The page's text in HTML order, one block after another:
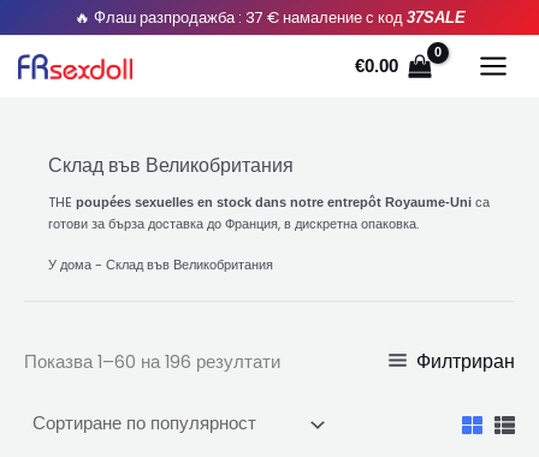
Преминете
съдържанието
🔥 Флаш разпродажба : 37 € намаление с код 37SALE
€0.00
Склад във Великобритания
THE poupées sexuelles en stock dans notre entrepôt Royaume-Uni са
готови за бърза доставка до Франция, в дискретна опаковка.
У дома - Склад във Великобритания
Показва 1–60 на 196 резултати
по
популярност
Филтриран